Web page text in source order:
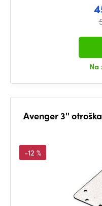
Na
Avenger 3''
-12 %